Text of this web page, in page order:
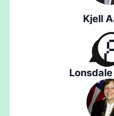
Kjell